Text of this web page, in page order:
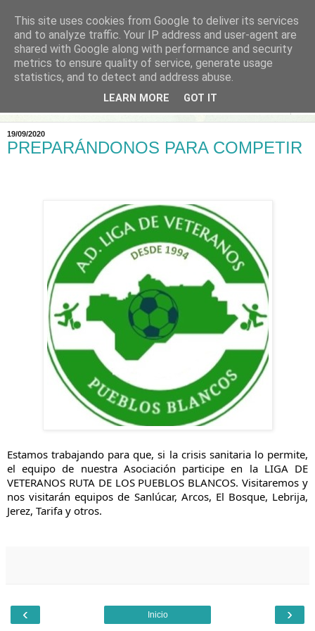
19/09/2020
PREPARÁNDONOS PARA COMPETIR
Estamos trabajando para que, si la crisis sanitaria lo permite,
el equipo de nuestra Asociación participe en la LIGA DE
VETERANOS RUTA DE LOS PUEBLOS BLANCOS. Visitaremos y
nos visitarán equipos de Sanlúcar, Arcos, El Bosque, Lebrija,
Jerez, Tarifa y otros.
‹ ›
Inicio
This site uses cookies from Google to deliver its services
and to analyze traffic. Your IP address and user-agent are
shared with Google along with performance and security
metrics to ensure quality of service, generate usage
statistics, and to detect and address abuse.
LEARN MORE GOT IT